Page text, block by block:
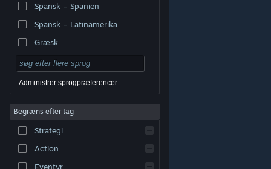
varemærker tilhører deres respektive indehavere i USA
Tilgængelighed
Refunderinger|
Spansk – Spanien
Spansk – Latinamerika
Græsk
Administrer sprogpræferencer
Begræns efter tag
Strategi
Action
Eventyr